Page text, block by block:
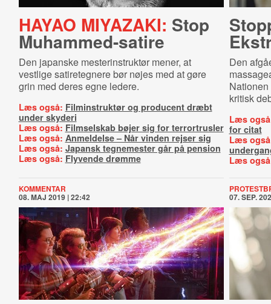
HAYAO MIYAZAKI: Stop
Muham­med-​sa­ti­re
Den japanske mesterinstruktør mener, at
vestlige satiretegnere bør nøjes med at gøre
grin med deres egne ledere.
Læs også: Filminstruktør og producent dræbt
under skyderi
Læs også: Filmselskab bøjer sig for terrortrusler
Læs også: Anmeldelse – Når vinden rejser sig
Læs også: Japansk tegnemester går på pension
Læs også: Flyvende drømme
Den
kritisk
Læs
for citat
Læs
Læs
KOMMENTAR
08. MAJ 2019 | 22:42 07. SEP.